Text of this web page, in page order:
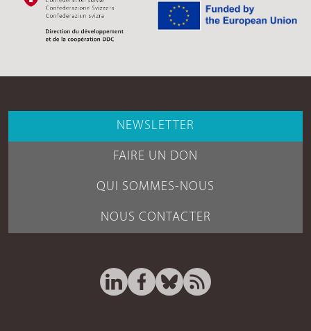
NEWSLETTER
FAIRE UN DON
QUI SOMMES-NOUS
NOUS CONTACTER